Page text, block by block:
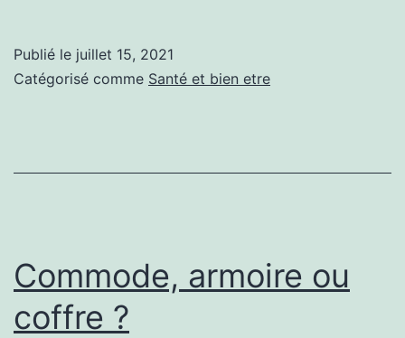
lesquelles
facial
dès
Publié le juillet 15, 2021
Catégorisé comme Santé et bien etre
Commode, armoire ou
coffre ?